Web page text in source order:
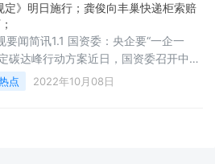
定》明日施行；龚俊向丰巢快递柜索赔
要闻简讯1.1 国资委：央企要“一企一
碳达峰行动方案近日，国资委召开中央
达峰碳中和工作推进会，对积极稳妥推
峰碳中和工作进行部署。会议强调，各
点 2022年10月08日